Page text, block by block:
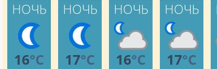
НОЧЬ
16°C
НОЧЬ
17°C
НОЧЬ
16°C
НОЧЬ
17°C